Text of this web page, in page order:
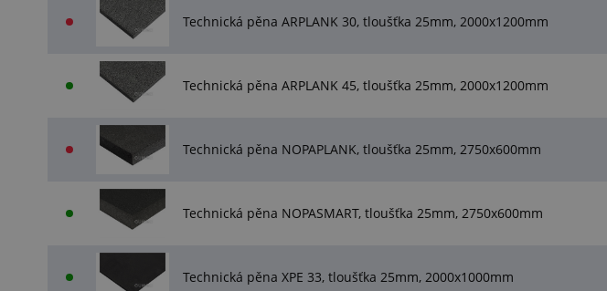
Technická pěna ARPLANK 30, tloušťka 25mm, 2000x1200mm
Technická pěna ARPLANK 45, tloušťka 25mm, 2000x1200mm
Technická pěna NOPAPLANK, tloušťka 25mm, 2750x600mm
Technická pěna NOPASMART, tloušťka 25mm, 2750x600mm
Technická pěna XPE 33, tloušťka 25mm, 2000x1000mm